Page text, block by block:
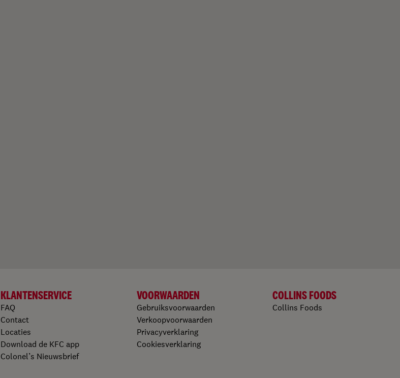
KLANTENSERVICE
FAQ
Contact
Locaties
Download de KFC app​
Colonel’s Nieuwsbrief​
VOORWAARDEN
Gebruiksvoorwaarden
Verkoopvoorwaarden​
Privacyverklaring​
Cookiesverklaring​
COLLINS FOODS
Collins Foods